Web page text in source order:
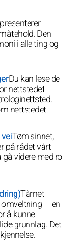
Den
i alle ting og
Du kan lese de
nettstedet
nettstedet.
Tøm sinnet,
på rådet vårt
videre med ro
Tårnet
— en
å kunne
grunnlag. Det